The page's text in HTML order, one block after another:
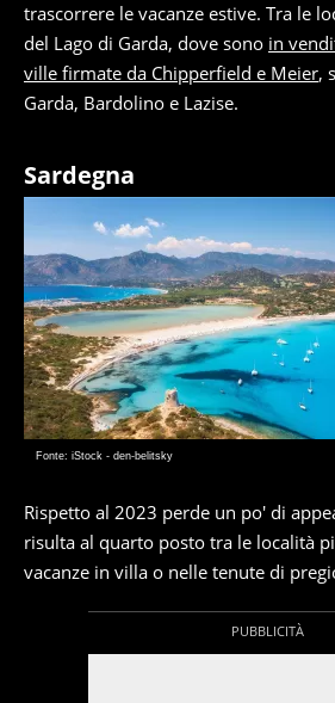
trascorrere le vacanze estive. Tra le
del Lago di Garda, dove sono in
ville firmate da Chipperfield e Meier,
Garda, Bardolino e Lazise.
Sardegna
Fonte: iStock - den-belitsky
Rispetto al 2023 perde un po' di
risulta al quarto posto tra le località
vacanze in villa o nelle tenute di